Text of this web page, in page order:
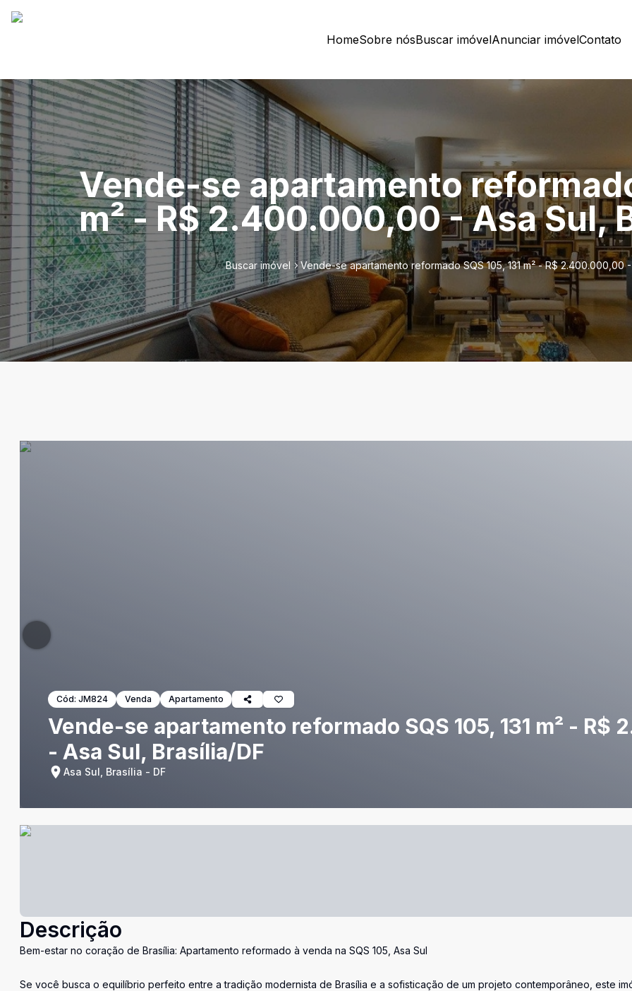
HomeSobre nósBuscar imóvelAnunciar imóvelContato
Vende-se apartamento reformado
m² - R$ 2.400.000,00 - Asa Sul,
Buscar imóvel Vende-se apartamento reformado SQS 105, 131 m² - R$ 2.400.000,00
Cód: JM824 Venda Apartamento
Vende-se apartamento reformado SQS 105, 131 m² - R$
- Asa Sul, Brasília/DF
Asa Sul, Brasília - DF
Descrição
Bem-estar no coração de Brasília: Apartamento reformado à venda na SQS 105, Asa Sul
Se você busca o equilíbrio perfeito entre a tradição modernista de Brasília e a sofisticação de um projeto contemporâneo, este